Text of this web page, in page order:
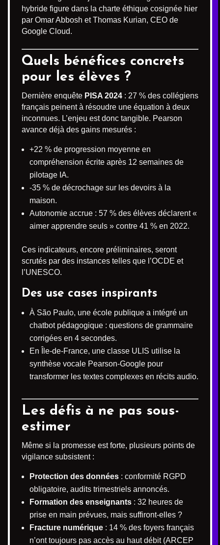
hybride figure dans la charte éthique cosignée hier
par Omar Abbosh et Thomas Kurian, CEO de
Google Cloud.
Quels bénéfices concrets
pour les élèves ?
Dernière enquête PISA 2024 : 27 % des collégiens
français peinent à résoudre une équation à deux
inconnues. L’enjeu est donc tangible. Pearson
avance déjà des gains mesurés :
+22 % de progression moyenne en
compréhension écrite après 12 semaines de
pilotage IA.
-35 % de décrochage sur les devoirs à la
maison.
Autonomie accrue : 57 % des élèves déclarent «
aimer apprendre seuls » contre 41 % en 2022.
Ces indicateurs, encore préliminaires, seront
scrutés par des instances telles que l’OCDE et
l’UNESCO.
Des use cases inspirants
À São Paulo, une école publique a intégré un
chatbot pédagogique : questions de grammaire
corrigées en 4 secondes.
En Île-de-France, une classe ULIS utilise la
synthèse vocale Pearson-Google pour
transformer les textes complexes en récits audio.
Les défis à ne pas sous-
estimer
Même si la promesse est forte, plusieurs points de
vigilance subsistent :
Protection des données : conformité RGPD
obligatoire, audits trimestriels annoncés.
Formation des enseignants : 32 heures de
prise en main prévues, mais suffiront-elles ?
Fracture numérique : 14 % des foyers français
n’ont toujours pas accès au haut débit (ARCEP